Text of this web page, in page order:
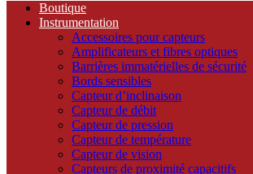
Boutique
Instrumentation
Accessoires pour capteurs
Amplificateurs et fibres optiques
Barrières immatérielles de sécurité
Bords sensibles
Capteur d’inclinaison
Capteur de débit
Capteur de pression
Capteur de température
Capteur de vision
Capteurs de proximité capacitifs